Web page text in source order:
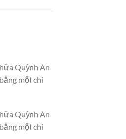
Quỳnh An
một chi
Quỳnh An
một chi